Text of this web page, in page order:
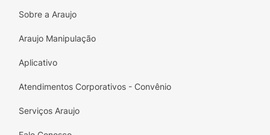
Sobre a Araujo
Araujo Manipulação
Aplicativo
Atendimentos Corporativos - Convênio
Serviços Araujo